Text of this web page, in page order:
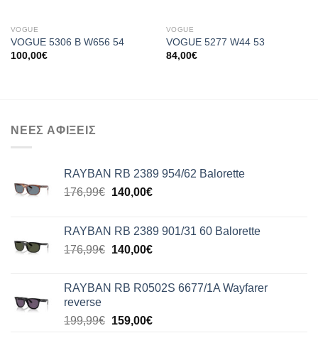
VOGUE
VOGUE 5306 B W656 54
100,00€
VOGUE
VOGUE 5277 W44 53
84,00€
ΝΕΕΣ ΑΦΙΞΕΙΣ
RAYBAN RB 2389 954/62 Balorette
176,99€ Original
176,99€.
140,00€Η
είναι:
140,00€.
RAYBAN RB 2389 901/31 60 Balorette
176,99€ Original
176,99€.
140,00€Η
είναι:
RAYBAN RB R0502S 6677/1A Wayfarer
reverse
199,99€ Original
159,00€Η